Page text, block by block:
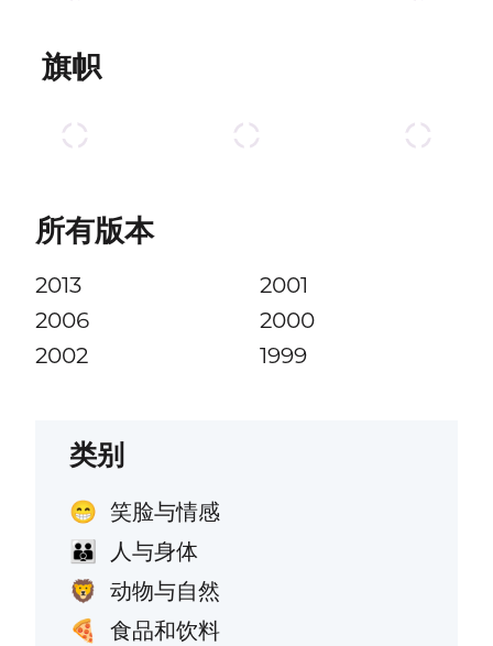
旗帜
所有版本
2013
2006
2002
2001
2000
1999
类别
😁 笑脸与情感
👪 人与身体
🦁 动物与自然
🍕 食品和饮料